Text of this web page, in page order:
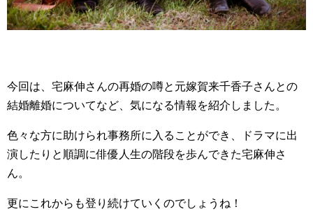
今回は、宅麻伸さんの再婚の噂と元嫁賀来千香子さんとの
結婚離婚についてなど、気になる情報を紹介しました。
色々な方に助けられ事務所に入ることができ、ドラマに出
演したりと順調に俳優人生の階段を歩んできた宅麻伸さ
ん。
更にこれからも登り続けていくのでしょうね！